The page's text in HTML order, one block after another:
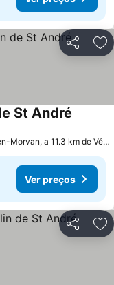
Partilhar
St André
Saint-André-en-Morvan, a 11.3 km de Vézelay
Ver preços
Partilhar